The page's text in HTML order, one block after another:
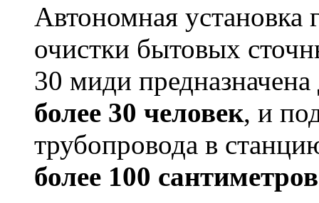
Автономная установка
очистки бытовых
30 миди
более 30 человек, и
трубопровода в
более 100 сантиметров